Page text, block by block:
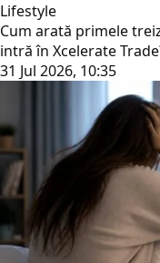
Lifestyle
Cum arată primele
intră în Xcelerate
31 Jul 2026, 10:35